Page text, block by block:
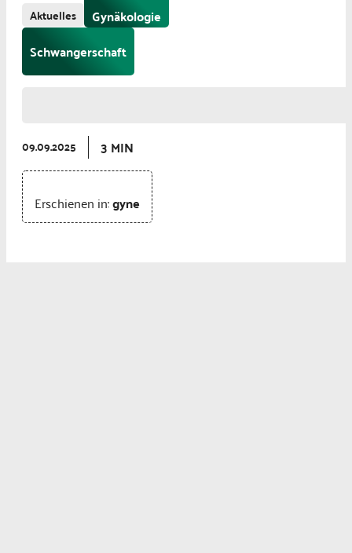
Aktuelles
Gynäkologie
Schwangerschaft
09.09.2025 3 MIN
Erschienen in:gyne